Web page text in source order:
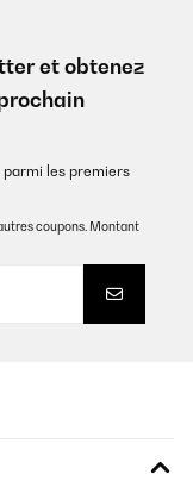
et obtenez
les premiers
coupons. Montant